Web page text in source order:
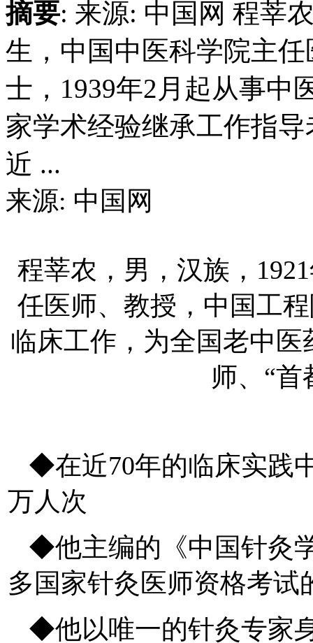
摘要: 来源: 中国网 程莘
生，中国中医科学院主
士，1939年2月起从事中
家学术经验继承工作指
近 ...
来源: 中国网
程莘农，男，汉族，
任医师、教授，中国工
临床工作，为全国老中
师、“首
◆在近70年的临床实践
万人次
◆他主编的《中国针灸
多国家针灸医师资格考试
◆他以唯一的针灸专家